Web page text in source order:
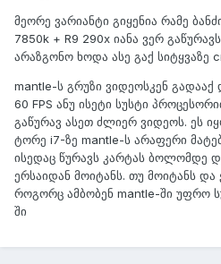
მეორე ვარიანტი გიყენია რამე
7850k + R9 290x იანა ვერ
არაზგონო ხოდა ასე გაქ სიტყვაზე
mantle-ს გრუზი ვიდეოსკენ გადააქ
60 FPS ანუ ისეტი სუსტი
გაწურავ ასეთ ძლიერ ვიდეოს. ეს
ტორე i7-ზე mantle-ს არაფერი
ისედაც წურავს კარტას ბოლომდე
ერსაიდან მოიტანს. თუ მოიტანს
როგორც ამბობენ mantle-ში უფრო
ში